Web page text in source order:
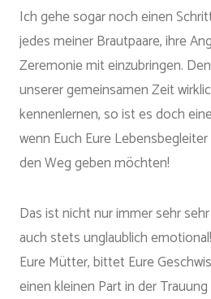
Ich gehe sogar noch einen
jedes meiner Brautpaare, ihre
Zeremonie mit einzubringen.
unserer gemeinsamen Zeit
kennenlernen, so ist es doch
wenn Euch Eure
den Weg geben möchten!
Das ist nicht nur immer sehr
auch stets unglaublich
Eure Mütter, bittet Eure
einen kleinen Part in der